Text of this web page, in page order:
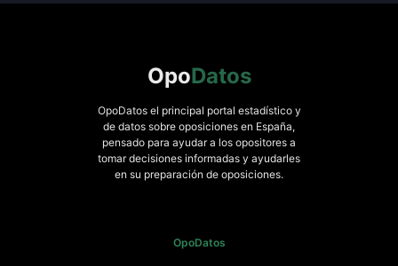
OpoDatos
OpoDatos el principal portal estadístico y
de datos sobre oposiciones en España,
pensado para ayudar a los opositores a
tomar decisiones informadas y ayudarles
en su preparación de oposiciones.
OpoDatos